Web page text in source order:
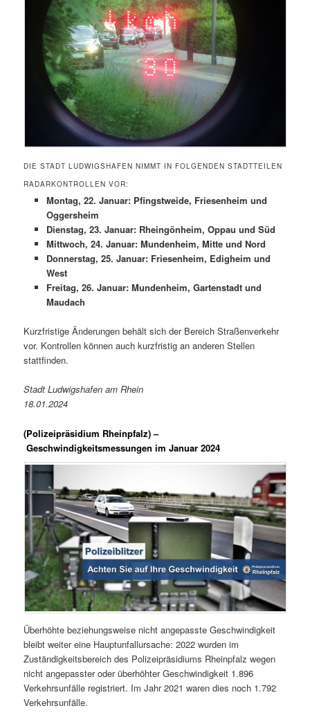
DIE STADT LUDWIGSHAFEN NIMMT IN FOLGENDEN STADTTEILEN
RADARKONTROLLEN VOR:
Montag, 22. Januar: Pfingstweide, Friesenheim und
Oggersheim
Dienstag, 23. Januar: Rheingönheim, Oppau und Süd
Mittwoch, 24. Januar: Mundenheim, Mitte und Nord
Donnerstag, 25. Januar: Friesenheim, Edigheim und
West
Freitag, 26. Januar: Mundenheim, Gartenstadt und
Maudach
Kurzfristige Änderungen behält sich der Bereich Straßenverkehr
vor. Kontrollen können auch kurzfristig an anderen Stellen
stattfinden.
Stadt Ludwigshafen am Rhein
18.01.2024
(Polizeipräsidium Rheinpfalz) –
Geschwindigkeitsmessungen im Januar 2024
Überhöhte beziehungsweise nicht angepasste Geschwindigkeit
bleibt weiter eine Hauptunfallursache: 2022 wurden im
Zuständigkeitsbereich des Polizeipräsidiums Rheinpfalz wegen
nicht angepasster oder überhöhter Geschwindigkeit 1.896
Verkehrsunfälle registriert. Im Jahr 2021 waren dies noch 1.792
Verkehrsunfälle.